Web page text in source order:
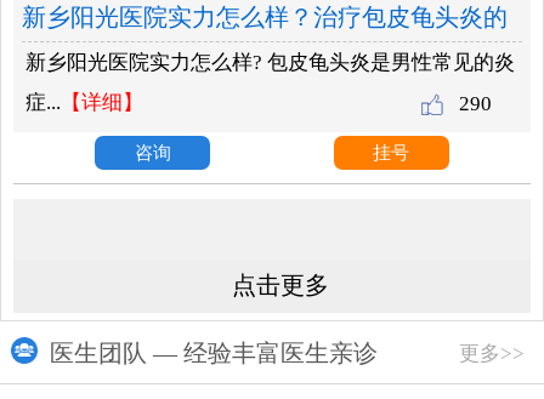
新乡阳光医院实力怎么样？治疗包皮龟头炎的
有效方法？
290
新乡阳光医院实力怎么样? 包皮龟头炎是男性常见的炎
症... 【详细】
咨询 挂号
点击更多
医生团队 — 经验丰富医生亲诊 更多>>